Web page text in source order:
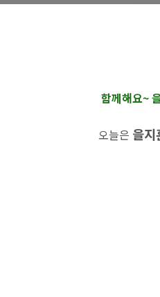
함께해요~
오늘은 을